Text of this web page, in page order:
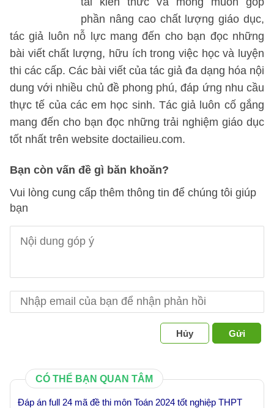
phần nâng cao chất lượng giáo dục,
tác giả luôn nỗ lực mang đến cho bạn đọc những
bài viết chất lượng, hữu ích trong việc học và luyện
thi các cấp. Các bài viết của tác giả đa dạng hóa nội
dung với nhiều chủ đề phong phú, đáp ứng nhu cầu
thực tế của các em học sinh. Tác giả luôn cố gắng
mang đến cho bạn đọc những trải nghiệm giáo dục
tốt nhất trên website doctailieu.com.
Bạn còn vấn đề gì băn khoăn?
Vui lòng cung cấp thêm thông tin để chúng tôi giúp
bạn
Hủy Gửi
CÓ THỂ BẠN QUAN TÂM
Đáp án full 24 mã đề thi môn Toán 2024 tốt nghiệp THPT